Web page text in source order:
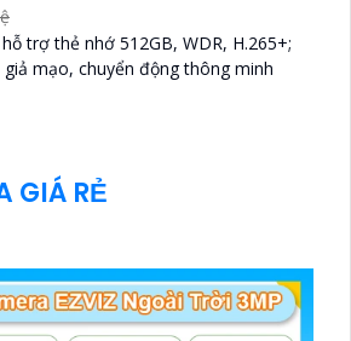
trợ thẻ nhớ 512GB, WDR, H.265+;
mạo, chuyển động thông minh
GIÁ RẺ